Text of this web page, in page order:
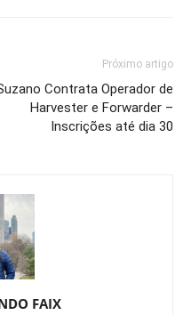
Próximo artigo
Contrata Operador de
Harvester e Forwarder –
Inscrições até dia 30
FAIX